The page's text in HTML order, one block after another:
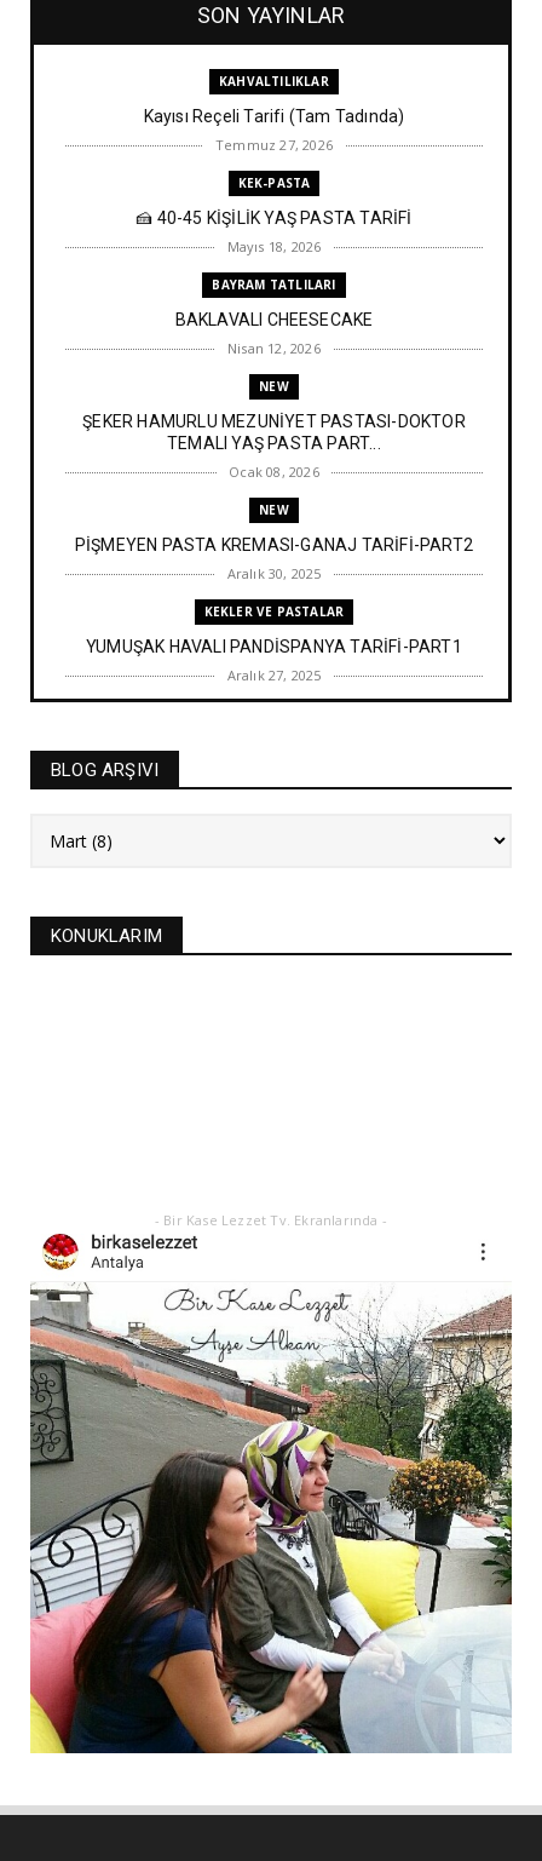
SON YAYINLAR
KAHVALTILIKLAR
Kayısı Reçeli Tarifi (Tam Tadında)
Temmuz 27, 2026
KEK-PASTA
🍰 40-45 KİŞİLİK YAŞ PASTA TARİFİ
Mayıs 18, 2026
BAYRAM TATLILARI
BAKLAVALI CHEESECAKE
Nisan 12, 2026
NEW
ŞEKER HAMURLU MEZUNİYET PASTASI-DOKTOR
TEMALI YAŞ PASTA PART...
Ocak 08, 2026
NEW
PİŞMEYEN PASTA KREMASI-GANAJ TARİFİ-PART2
Aralık 30, 2025
KEKLER VE PASTALAR
YUMUŞAK HAVALI PANDİSPANYA TARİFİ-PART1
Aralık 27, 2025
Alanya'nın düğünlerinin meşhur kurabiyesi- S
BLOG ARŞIVI
KONUKLARIM
- Bir Kase Lezzet Tv. Ekranlarında -